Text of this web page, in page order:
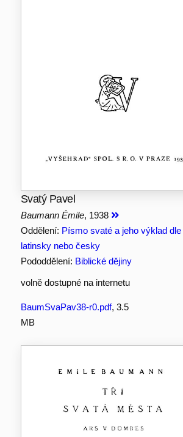
Svatý Pavel
Baumann Émile, 1938
Oddělení: Písmo svaté a jeho výklad dle
latinsky nebo česky
Pododdělení: Biblické dějiny
volně dostupné na internetu
BaumSvaPav38-r0.pdf, 3.5
MB